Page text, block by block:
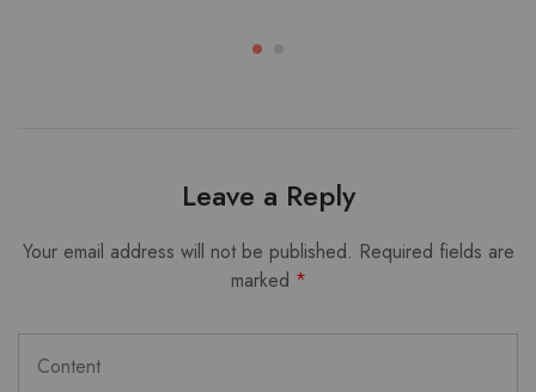
Leave a Reply
Your email address will not be published. Required fields are
marked *